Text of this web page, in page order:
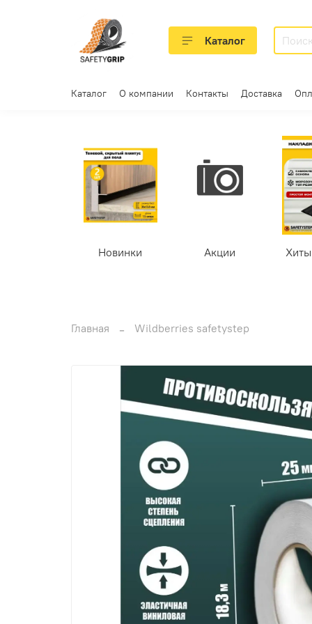
Каталог
Каталог О компании Контакты Доставка
Новинки Акции
Главная Wildberries safetystep